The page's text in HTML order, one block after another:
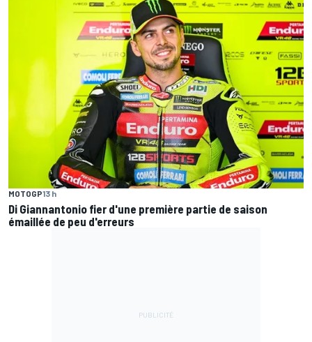
MOTOGP13 h
Di Giannantonio fier d'une première partie de saison
émaillée de peu d'erreurs